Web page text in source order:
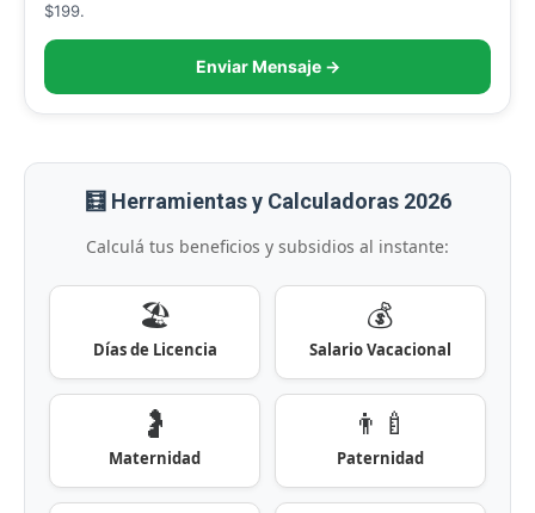
$199.
Enviar Mensaje →
🧮 Herramientas y Calculadoras 2026
Calculá tus beneficios y subsidios al instante:
🏖️
Días de Licencia
💰
Salario Vacacional
🤰
Maternidad
👨‍🍼
Paternidad